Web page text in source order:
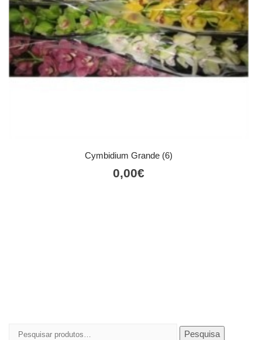
Cymbidium Grande (6)
0,00€
Pesquisar
Pesquisa